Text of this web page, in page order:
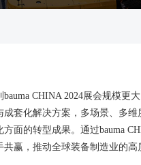
CHINA 2024展会规模更
套化解决方案，多场景、多维
面的转型成果。通过bauma
赢，推动全球装备制造业的高